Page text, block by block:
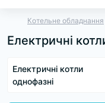
Котельне обладнання
Електричні
Електричні котли
однофазні